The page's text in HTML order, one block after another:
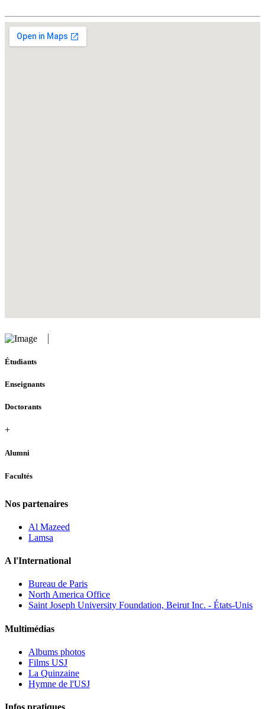
Étudiants
Enseignants
Doctorants
+
Alumni
Facultés
Nos partenaires
Al Mazeed
Lamsa
A l'International
Bureau de Paris
North America Office
Saint Joseph University Foundation, Beirut Inc. - États-Unis
Multimédias
Albums photos
Films USJ
La Quinzaine
Hymne de l'USJ